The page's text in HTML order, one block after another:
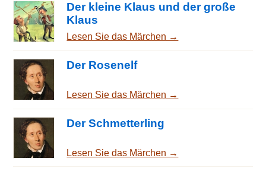
Der kleine Klaus und der große
Klaus
Lesen Sie das Märchen →
Der Rosenelf
Lesen Sie das Märchen →
Der Schmetterling
Lesen Sie das Märchen →